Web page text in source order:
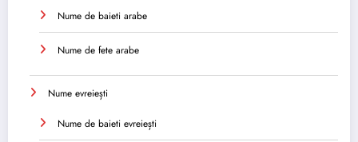
Nume de baieti arabe
Nume de fete arabe
Nume evreiești
Nume de baieti evreiești